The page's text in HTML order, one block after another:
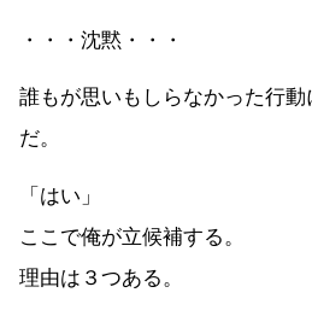
・・・沈黙・・・
誰もが思いもしらなかった行
だ。
「はい」
ここで俺が立候補する。
理由は３つある。